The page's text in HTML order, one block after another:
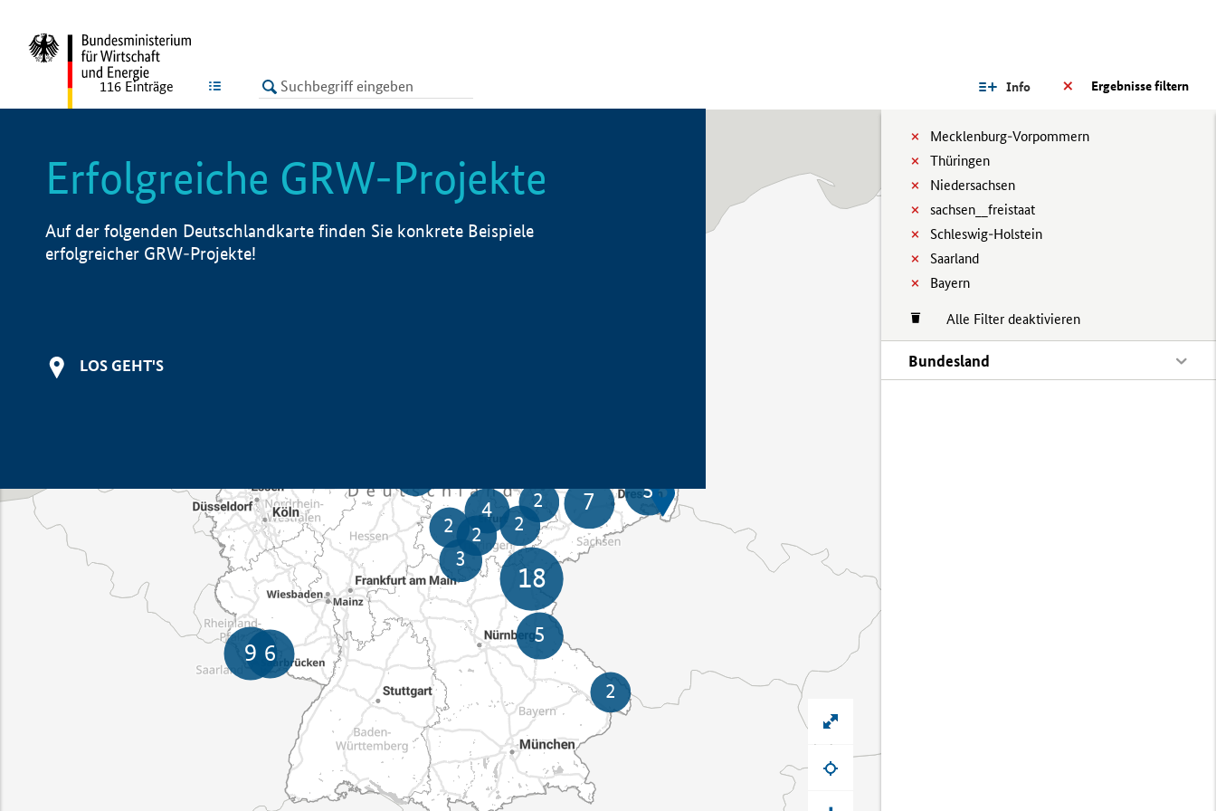
LISTE Ergebnisse filtern
Info
Mecklenburg-Vorpommern
Thüringen
Niedersachsen
sachsen__freistaat
Schleswig-Holstein
Saarland
Bayern
Alle Filter deaktivieren
Bundesland
116 Einträge
Erfolgreiche GRW-Projekte
Auf der folgenden Deutschlandkarte finden Sie konkrete Beispiele
erfolgreicher GRW-Projekte!
LOS GEHT'S